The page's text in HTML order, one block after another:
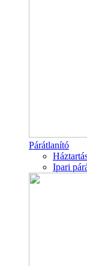
Párátlanító
Ipari